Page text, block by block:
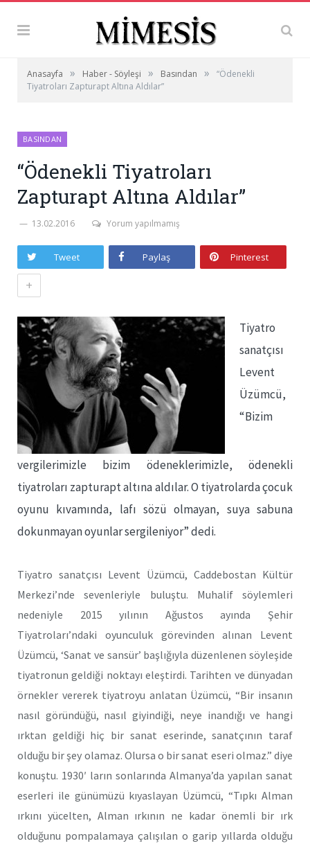
Anasayfa » Haber - Söyleşi » Basından »
“Ödenekli
Tiyatroları Zapturapt Altına Aldılar”
BASINDAN
“Ödenekli Tiyatroları
Zapturapt Altına Aldılar”
13.02.2016 Yorum yapılmamış
Tweet Paylaş Pinterest
+
Tiyatro
sanatçısı
Levent
Üzümcü,
“Bizim
vergilerimizle bizim ödeneklerimizle, ödenekli
tiyatroları zapturapt altına aldılar. O tiyatrolarda çocuk
oyunu kıvamında, lafı sözü olmayan, suya sabuna
dokunmayan oyunlar sergileniyor” dedi.
Tiyatro sanatçısı Levent Üzümcü, Caddebostan Kültür
Merkezi’nde sevenleriyle buluştu. Muhalif söylemleri
nedeniyle 2015 yılının Ağustos ayında Şehir
Tiyatroları’ndaki oyunculuk görevinden alınan Levent
Üzümcü, ‘Sanat ve sansür’ başlığıyla düzenlenen söyleşide
tiyatronun geldiği noktayı eleştirdi. Tarihten ve dünyadan
örnekler vererek tiyatroyu anlatan Üzümcü, “Bir insanın
nasıl göründüğü, nasıl giyindiği, neye inandığı ve hangi
ırktan geldiği hiç bir sanat eserinde, sanatçının taraf
olduğu bir şey olamaz. Olursa o bir sanat eseri olmaz.” diye
konuştu. 1930′ ların sonlarında Almanya’da yapılan sanat
eserleri ile günümüzü kıyaslayan Üzümcü, “Tıpkı Alman
ırkını yücelten, Alman ırkının ne kadar önemli bir ırk
olduğunu pompalamaya çalışılan o garip yıllarda olduğu